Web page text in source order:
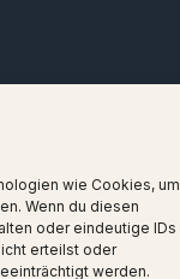
wie Cookies, um
Wenn du diesen
oder eindeutige IDs
erteilst oder
werden.